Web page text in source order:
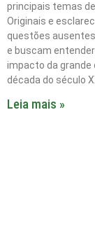
principais temas
Originais e
questões
e buscam
impacto da grande
década do século
Leia mais »